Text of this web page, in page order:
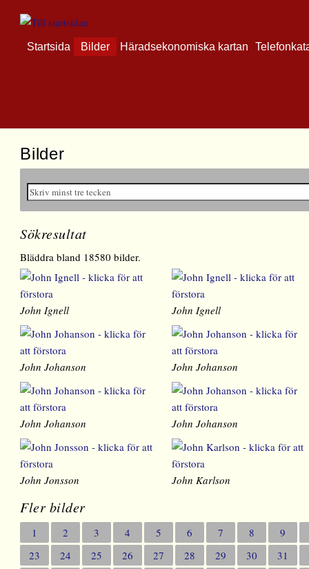
Startsida Bilder Häradsekonomiska kartan
Bilder
Sökresultat
Bläddra bland 18580 bilder.
John Ignell John Ignell
John Johanson John Johanson
John Johanson John Johanson
John Jonsson John Karlson
Fler bilder
1 2 3 4 5 6 7 8 9
23
24 25 26 27 28 29 30 31